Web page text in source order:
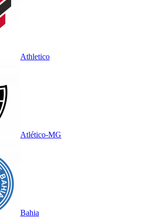
Athletico
Atlético-MG
Bahia